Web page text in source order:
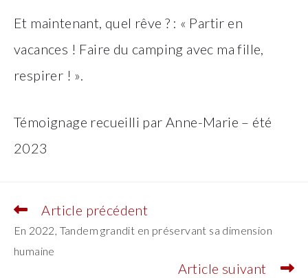
Et maintenant, quel rêve ? : « Partir en
vacances ! Faire du camping avec ma fille,
respirer ! ».
Témoignage recueilli par Anne-Marie – été
2023
Read
articles
Article précédent
En 2022, Tandem grandit en préservant sa dimension
humaine
Article suivant